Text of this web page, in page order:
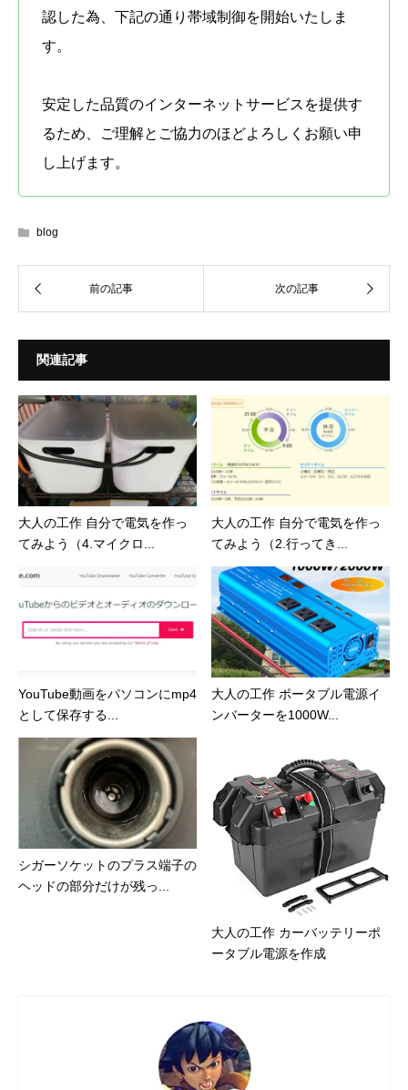
認した為、下記の通り帯域制御を開始いたしま
す。
安定した品質のインターネットサービスを提供す
るため、ご理解とご協力のほどよろしくお願い申
し上げます。
blog
関連記事
大人の工作 自分で電気を作っ
てみよう（4.マイクロ...
大人の工作 自分で電気を作っ
てみよう（2.行ってき...
YouTube動画をパソコンにmp4
として保存する...
大人の工作 ポータブル電源イ
ンバーターを1000W...
シガーソケットのプラス端子の
ヘッドの部分だけが残っ...
大人の工作 カーバッテリーポ
ータブル電源を作成